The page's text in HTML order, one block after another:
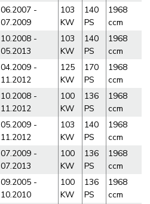
06.2007 -
07.2009
103
KW
140
PS
1968
ccm
10.2008 -
05.2013
103
KW
140
PS
1968
ccm
04.2009 -
11.2012
125
KW
170
PS
1968
ccm
10.2008 -
11.2012
100
KW
136
PS
1968
ccm
05.2009 -
11.2012
103
KW
140
PS
1968
ccm
07.2009 -
07.2013
100
KW
136
PS
1968
ccm
09.2005 -
10.2010
100
KW
136
PS
1968
ccm